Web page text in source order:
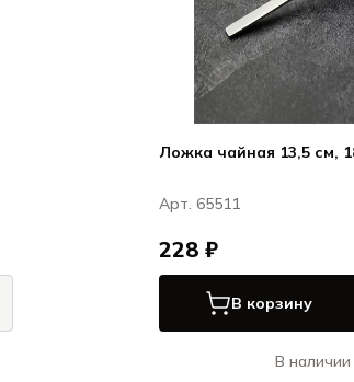
Ложка чайная 13,5 см,
Арт. 65511
228 ₽
В корзину
В